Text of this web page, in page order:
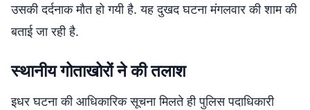
उसकी दर्दनाक मौत हो गयी है. यह दुखद घटना मंगलवार की शाम की
बताई जा रही है.
स्थानीय गोताखोरों ने की तलाश
इधर घटना की आधिकारिक सूचना मिलते ही पुलिस पदाधिकारी